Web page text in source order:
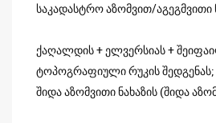
საკადასტრო აზომვით/აგეგმვითი
ქაღალდის + ელვერსიას +
ტოპოგრაფიული რუკის შედგენას;
შიდა აზომვითი ნახაზის (შიდა